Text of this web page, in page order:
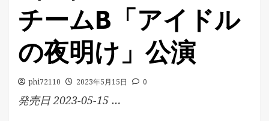
チームB「アイドル
の夜明け」公演
phi72110 2023年5月15日 0
発売日 2023-05-15 …